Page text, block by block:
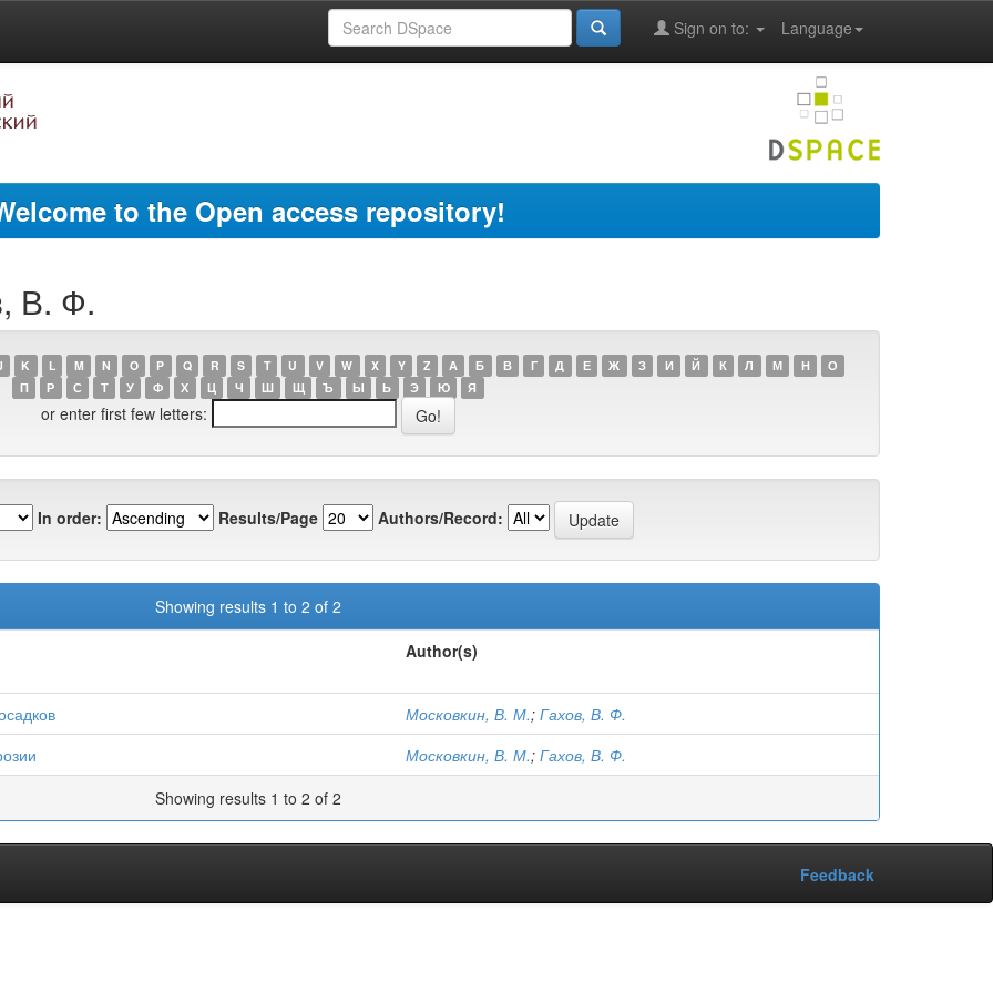
Language
Sign on to:
to the Open access repository!
В. Ф.
K L M N O P Q R S T U V W X Y Z А Б В Г Д Е Ж З И Й К Л М Н
О
П
Р С Т У Ф Х Ц Ч Ш Щ Ъ Ы Ь Э Ю Я
or enter first few letters:
In order: Results/Page Authors/Record:
Showing results 1 to 2 of 2
Author(s)
Московкин, В. М.; Гахов, В. Ф.
Московкин, В. М.; Гахов, В. Ф.
Showing results 1 to 2 of 2
Feedback